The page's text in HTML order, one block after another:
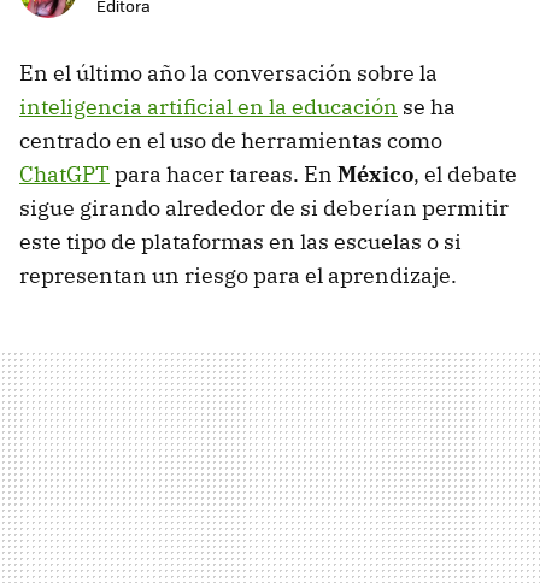
Editora
En el último año la conversación sobre la
inteligencia artificial en la educación se ha
centrado en el uso de herramientas como
ChatGPTpara hacer tareas. En México, el debate
sigue girando alrededor de si deberían permitir
este tipo de plataformas en las escuelas o si
representan un riesgo para el aprendizaje.